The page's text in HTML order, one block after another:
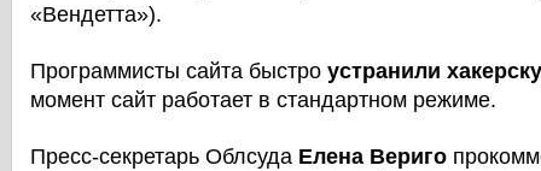
«Вендетта»).
Программисты сайта быстро устранили
момент сайт работает в стандартном режиме.
Пресс-секретарь Облсуда Елена Вериго